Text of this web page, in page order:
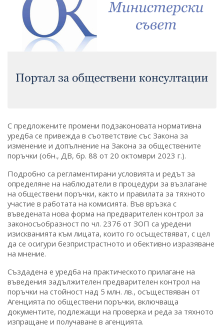
С предложените промени подзаконовата нормативна
уредба се привежда в съответствие със Закона за
изменение и допълнение на Закона за обществените
поръчки (обн., ДВ, бр. 88 от 20 октомври 2023 г.).
Подробно са регламентирани условията и редът за
определяне на наблюдатели в процедури за възлагане
на обществени поръчки, както и правилата за тяхното
участие в работата на комисията. Във връзка с
въведената нова форма на предварителен контрол за
законосъобразност по чл. 237б от ЗОП са уредени
изискванията към лицата, които го осъществяват, с цел
да се осигури безпристрастното и обективно изразяване
на мнение.
Създадена е уредба на практическото прилагане на
въведения задължителен предварителен контрол на
поръчки на стойност над 5 млн. лв., осъществяван от
Агенцията по обществени поръчки, включваща
документите, подлежащи на проверка и реда за тяхното
изпращане и получаване в агенцията.